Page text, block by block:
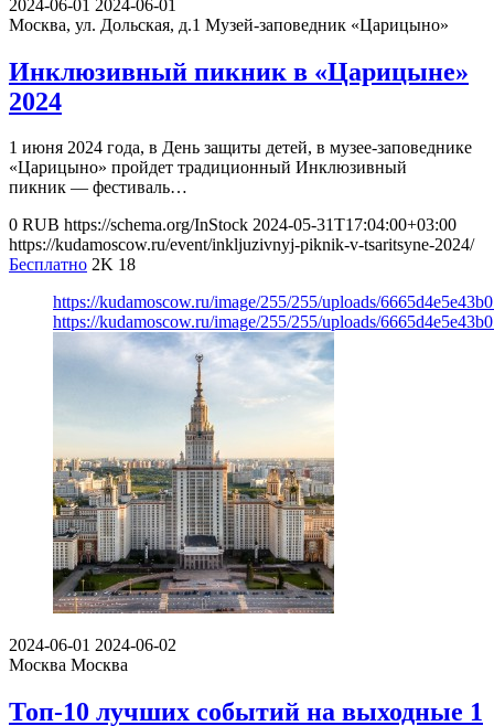
2024-06-01 2024-06-01
Москва, ул. Дольская, д.1 Музей-заповедник «Царицыно»
Инклюзивный пикник в «Царицыне»
2024
1 июня 2024 года, в День защиты детей, в музее-заповеднике
«Царицыно» пройдет традиционный Инклюзивный
пикник — фестиваль…
0 RUB https://schema.org/InStock 2024-05-31T17:04:00+03:00
https://kudamoscow.ru/event/inkljuzivnyj-piknik-v-tsaritsyne-2024/
Бесплатно 2K 18
https://kudamoscow.ru/image/255/255/uploads/
https://kudamoscow.ru/image/255/255/uploads/
2024-06-01 2024-06-02
Москва Москва
Топ-10 лучших событий на выходные 1